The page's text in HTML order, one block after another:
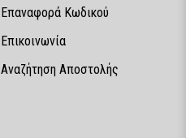
Επαναφορά Κωδικού
Επικοινωνία
Αναζήτηση Αποστολής